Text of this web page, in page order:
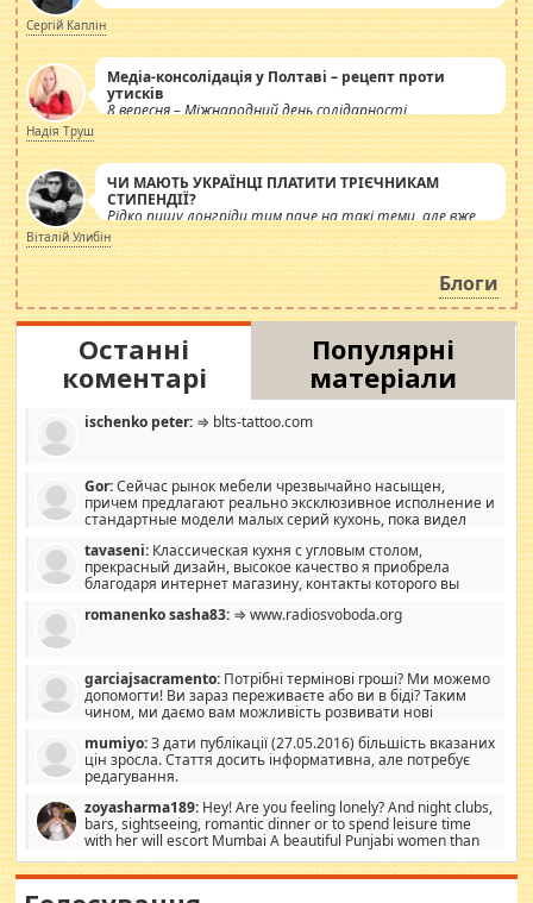
Сергій Каплін
Медіа-консолідація у Полтаві – рецепт проти
утисків
8 вересня – Міжнародний день солідарності
журналістів.
Надія Труш
ЧИ МАЮТЬ УКРАЇНЦІ ПЛАТИТИ ТРІЄЧНИКАМ
СТИПЕНДІЇ?
Рідко пишу лонгріди тим паче на такі теми, але вже
просто дістало! Обурюють сьогоднішні інсенуації
навколо стипендіального питання. Штучно
роздувається ще одна соціальна катастрофа.
Віталій Улибін
Блоги
Останні
коментарі
Популярні
матеріали
ischenko peter: ⇒ blts-tattoo.com
Gor:Сейчас рынок мебели чрезвычайно насыщен,
причем предлагают реально эксклюзивное исполнение и
стандартные модели малых серий кухонь, пока видел
стандартные формы, в MebelOk, креативненько и что главное -
со вкусом все в порядке, без ненужных наворотов удорожающих
мебель, а это не последний фактор.
tavaseni: Классическая кухня с угловым столом,
прекрасный дизайн, высокое качество я приобрела
благодаря интернет магазину, контакты которого вы
romanenko sasha83: ⇒ www.radiosvoboda.org
garciajsacramento: Потрібні термінові гроші? Ми можемо
допомогти! Ви зараз переживаєте або ви в біді? Таким
чином, ми даємо вам можливість розвивати нові
допомагати людям, які намагаються дати їм шанс. Кожен
заслуговує на другий шанс, і, оскільки влада не зможе, вони
повинні приймати від інших. Для нас нема багато суми, і зрілість
витрат, а тільки узгоджених сум і нічого іншого. Не чекайте і не
коментуйте цей пост. Введіть суму, яку ви хочете подати, і ми
зв'яжемося з вами з усіма варіантами. зв'яжіться з нами
сьогодні на garciajsacramento@gmail.com Вам потрібні термінові
гроші? Ми можемо допомогти!
mumiyo:З дати публікації (27.05.2016) більшість вказаних
цін зросла. Стаття досить інформативна, але потребує
редагування.
zoyasharma189: Hey! Are you feeling lonely? And night clubs,
bars, sightseeing, romantic dinner or to spend leisure time
with her will escort Mumbai A beautiful Punjabi women than
sexy escort companion in arms that you guys feel like 5 star luxury
hotel had to spend the night in their search for loved solitaire free